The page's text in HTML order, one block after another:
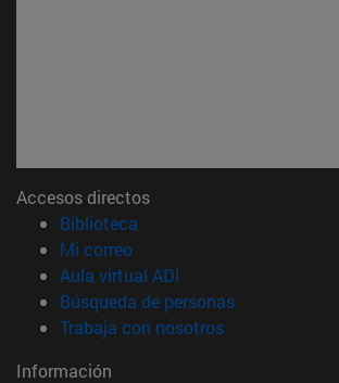
Accesos directos
Biblioteca
Mi correo(abre en nueva ventana)
Aula virtual ADI
Búsqueda de personas(abre en
Trabaja con nosotros(abre en nueva
Información